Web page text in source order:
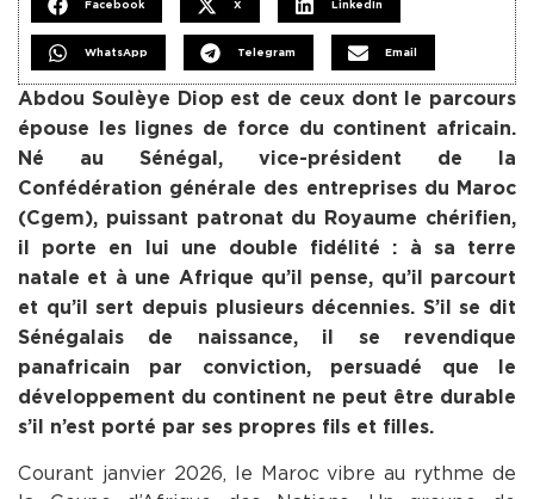
Facebook X LinkedIn
WhatsApp Telegram Email
Abdou Soulèye Diop est de ceux dont le parcours
épouse les lignes de force du continent africain.
Né au Sénégal, vice-président de la
Confédération générale des entreprises du Maroc
(Cgem), puissant patronat du Royaume chérifien,
il porte en lui une double fidélité : à sa terre
natale et à une Afrique qu’il pense, qu’il parcourt
et qu’il sert depuis plusieurs décennies. S’il se dit
Sénégalais de naissance, il se revendique
panafricain par conviction, persuadé que le
développement du continent ne peut être durable
s’il n’est porté par ses propres fils et filles.
Courant janvier 2026, le Maroc vibre au rythme de